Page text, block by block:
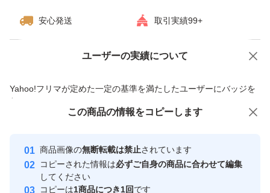
の高い食材です
【島らっきょうの大きさ別・おすすめの使い方】
おすすめ:塩漬け（浅漬け）、味噌漬け、醤油漬け。
安心発送 取引実績99+
ユーザーの実績について
Yahoo!フリマが定めた一定の基準を満たしたユーザーにバッジを
付与しています
安心取引出品者
心・安全なユーザーです
取引実績
価格の相談 商品への質問
この商品の情報をコピーします
商品画像の無断転載は禁止されています
コピーされた情報は必ずご自身の商品に合わせて編集
してください
コピーは1商品につき1回です
この商品をみている人にオススメ